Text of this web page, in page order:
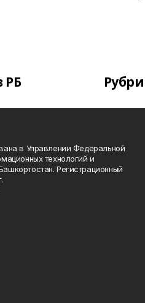
РБ
в Управлении Федеральной
технологий и
Регистрационный